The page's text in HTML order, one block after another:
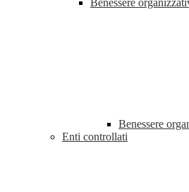
Benessere
Benessere
Enti controllati